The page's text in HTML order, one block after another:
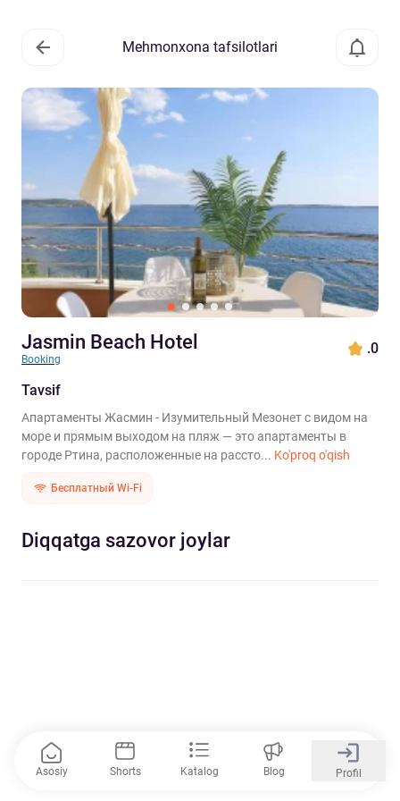
Mehmonxona tafsilotlari
Jasmin Beach Hotel
Booking
.0
Tavsif
Апартаменты Жасмин - Изумительный Мезонет с видом на
море и прямым выходом на пляж — это апартаменты в
городе Ртина, расположенные на рассто... Ko'proq o'qish
Бесплатный Wi-Fi
Diqqatga sazovor joylar
Asosiy Shorts Katalog Blog Profil